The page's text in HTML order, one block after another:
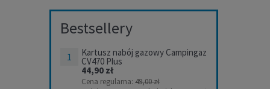
Bestsellery
Kartusz nabój gazowy Campingaz
CV470 Plus
44,90 zł
Cena regularna: 49,00 zł